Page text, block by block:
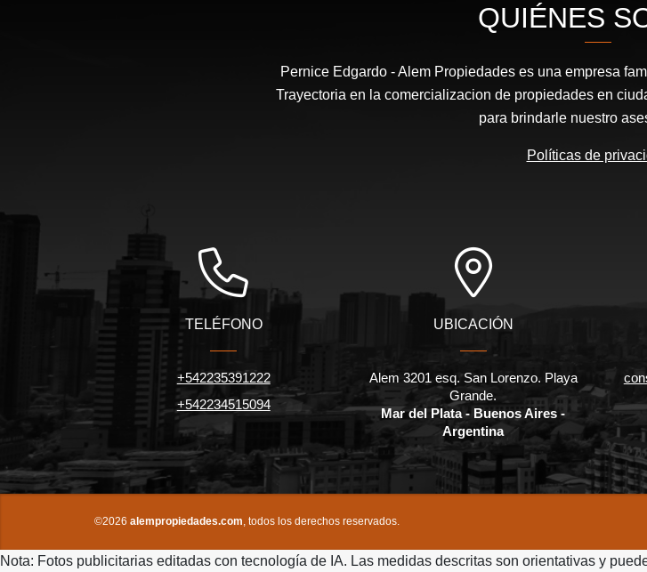
QUIÉNES
Pernice Edgardo - Alem Propiedades es una empresa
Trayectoria en la comercializacion de propiedades en
para brindarle nuestro
Políticas de
TELÉFONO
+542235391222
+542234515094
UBICACIÓN
Alem 3201 esq. San Lorenzo. Playa
Grande.
Mar del Plata - Buenos Aires -
Argentina
©2026 alempropiedades.com , todos los derechos reservados.
Nota: Fotos publicitarias editadas con tecnología de IA. Las medidas descritas son orientativas y